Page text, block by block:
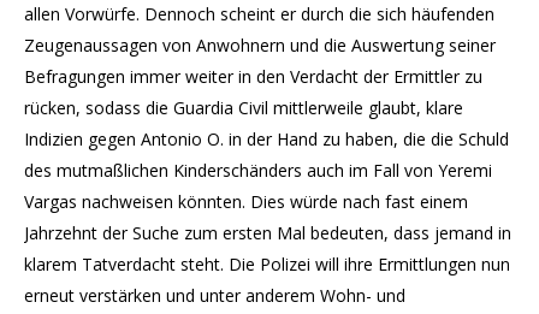
allen Vorwürfe. Dennoch scheint er durch die sich häufenden
Zeugenaussagen von Anwohnern und die Auswertung seiner
Befragungen immer weiter in den Verdacht der Ermittler zu
rücken, sodass die Guardia Civil mittlerweile glaubt, klare
Indizien gegen Antonio O. in der Hand zu haben, die die Schuld
des mutmaßlichen Kinderschänders auch im Fall von Yeremi
Vargas nachweisen könnten. Dies würde nach fast einem
Jahrzehnt der Suche zum ersten Mal bedeuten, dass jemand in
klarem Tatverdacht steht. Die Polizei will ihre Ermittlungen nun
erneut verstärken und unter anderem Wohn- und